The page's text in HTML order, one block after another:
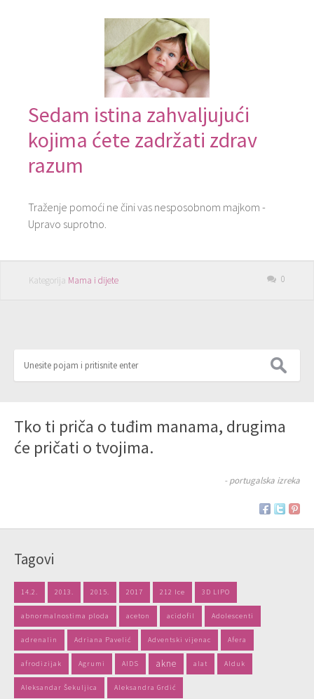
Sedam istina zahvaljujući
kojima ćete zadržati zdrav
razum
Traženje pomoći ne čini vas nesposobnom majkom -
Upravo suprotno.
Kategorija Mama i dijete 0
Tko ti priča o tuđim manama, drugima
će pričati o tvojima.
- portugalska izreka
Tagovi
14.2. 2013. 2015. 2017 212 Ice 3D LIPO
abnormalnostima ploda aceton acidofil Adolescenti
adrenalin Adriana Pavelić Adventski vijenac Afera
afrodizijak Agrumi AIDS akne alat Alduk
Aleksandar Šekuljica Aleksandra Grdić